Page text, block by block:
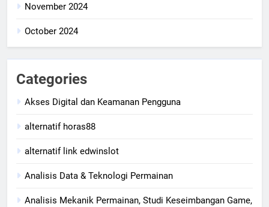
November 2024
October 2024
Categories
Akses Digital dan Keamanan Pengguna
alternatif horas88
alternatif link edwinslot
Analisis Data & Teknologi Permainan
Analisis Mekanik Permainan, Studi Keseimbangan Game,